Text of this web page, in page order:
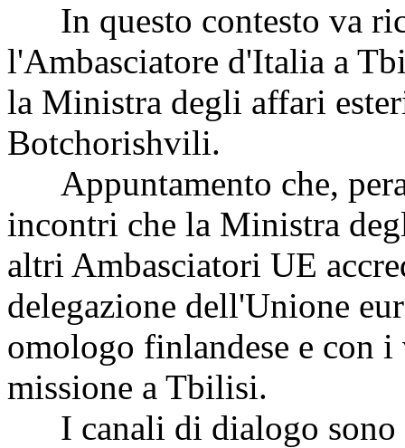
In questo contesto va
l'Ambasciatore d'Italia a
la Ministra degli affari
Botchorishvili.
Appuntamento che,
incontri che la Ministra
altri Ambasciatori UE
delegazione dell'Unione
omologo finlandese e con
missione a Tbilisi.
I canali di dialogo sono